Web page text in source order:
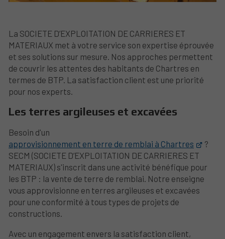
La SOCIETE D’EXPLOITATION DE CARRIERES ET
MATERIAUX met à votre service son expertise éprouvée
et ses solutions sur mesure. Nos approches permettent
de couvrir les attentes des habitants de Chartres en
termes de BTP. La satisfaction client est une priorité
pour nos experts.
Les terres argileuses et excavées
Besoin d'un
approvisionnement en terre de remblai à Chartres
?
SECM (SOCIETE D’EXPLOITATION DE CARRIERES ET
MATERIAUX) s'inscrit dans une activité bénéfique pour
les BTP : la vente de terre de remblai. Notre enseigne
vous approvisionne en terres argileuses et excavées
pour une conformité à tous types de projets de
constructions.
Avec un engagement envers la satisfaction client,